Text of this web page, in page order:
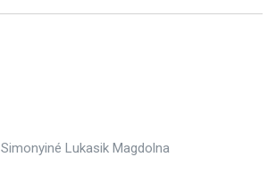
Simonyiné Lukasik Magdolna